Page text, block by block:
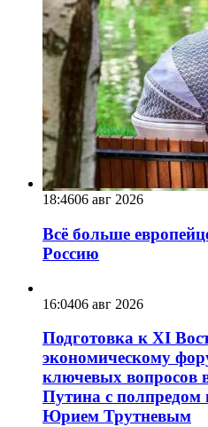
18:4606 авг 2026
Всё больше
Россию
16:0406 авг 2026
Подготовка к XI
экономическому
ключевых вопросов
Путина с
Юрием Трутневым